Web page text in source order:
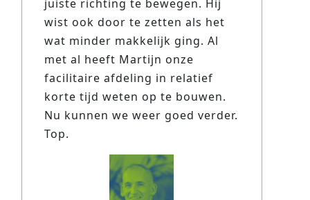
juiste richting te bewegen. Hij
wist ook door te zetten als het
wat minder makkelijk ging. Al
met al heeft Martijn onze
facilitaire afdeling in relatief
korte tijd weten op te bouwen.
Nu kunnen we weer goed verder.
Top.